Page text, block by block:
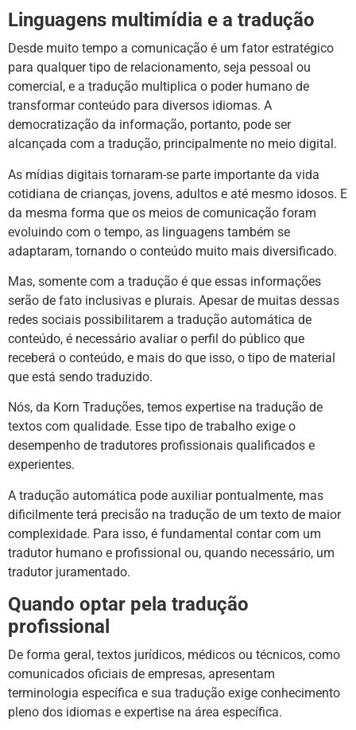
Linguagens multimídia e a tradução
Desde muito tempo a comunicação é um fator estratégico
para qualquer tipo de relacionamento, seja pessoal ou
comercial, e a tradução multiplica o poder humano de
transformar conteúdo para diversos idiomas. A
democratização da informação, portanto, pode ser
alcançada com a tradução, principalmente no meio digital.
As mídias digitais tornaram-se parte importante da vida
cotidiana de crianças, jovens, adultos e até mesmo idosos. E
da mesma forma que os meios de comunicação foram
evoluindo com o tempo, as linguagens também se
adaptaram, tornando o conteúdo muito mais diversificado.
Mas, somente com a tradução é que essas informações
serão de fato inclusivas e plurais. Apesar de muitas dessas
redes sociais possibilitarem a tradução automática de
conteúdo, é necessário avaliar o perfil do público que
receberá o conteúdo, e mais do que isso, o tipo de material
que está sendo traduzido.
Nós, da Korn Traduções, temos expertise na tradução de
textos com qualidade. Esse tipo de trabalho exige o
desempenho de tradutores profissionais qualificados e
experientes.
A tradução automática pode auxiliar pontualmente, mas
dificilmente terá precisão na tradução de um texto de maior
complexidade. Para isso, é fundamental contar com um
tradutor humano e profissional ou, quando necessário, um
tradutor juramentado.
Quando optar pela tradução
profissional
De forma geral, textos jurídicos, médicos ou técnicos, como
comunicados oficiais de empresas, apresentam
terminologia específica e sua tradução exige conhecimento
pleno dos idiomas e expertise na área específica.